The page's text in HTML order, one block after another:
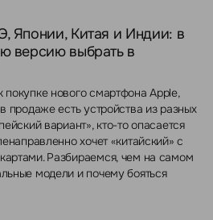
Японии, Китая и Индии: в
версию выбрать в
покупке нового смартфона Apple,
продаже есть устройства из разных
вариант», кто-то опасается
хочет «китайский» с
Разбираемся, чем на самом
модели и почему бояться